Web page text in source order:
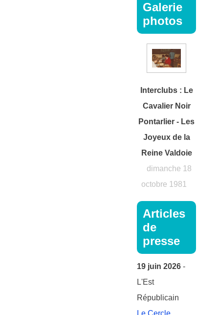
Galerie
photos
Interclubs : Le
Cavalier Noir
Pontarlier - Les
Joyeux de la
Reine Valdoie
dimanche 18
octobre 1981
Articles
de
presse
19 juin 2026 -
L'Est
Républicain